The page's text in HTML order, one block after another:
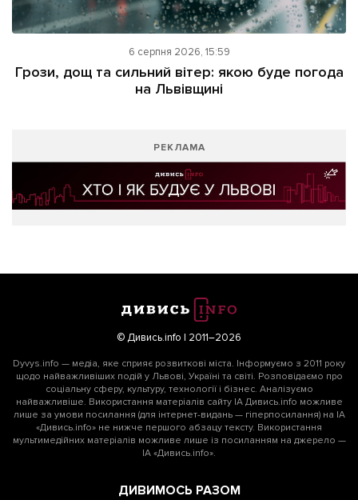
6 серпня 2026, 15:59
Грози, дощ та сильний вітер: якою буде погода
на Львівщині
РЕКЛАМА
© Дивись.info | 2011–2026
Dyvys.info — медіа, яке сприяє розвиткові міста. Інформуємо з 2011 року
щодо найважливіших подій у Львові, Україні та світі. Розповідаємо про
соціальну сферу, культуру, технології і бізнес. Аналізуємо
найважливіше. Використання матеріалів сайту ІА Дивись.info можливе
лише за умови посилання (для інтернет-видань — гіперпосилання) на ІА
«Дивись.info» не нижче першого абзацу тексту. Використання
мультимедійних матеріалів можливе лише із посиланням на джерело —
ІА «Дивись.info».
ДИВИМОСЬ РАЗОМ